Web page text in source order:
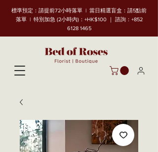
標準預定：請提前72小時落單 | 當日精選盲盒：請5點前
落單 | 特別加急 (2小時內)：+HK$100 ｜ 諮詢：+852
6128 1465